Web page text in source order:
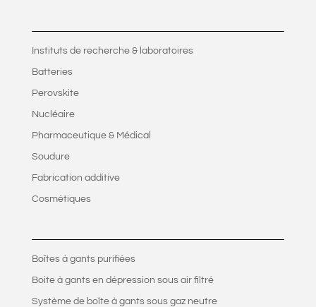
Instituts de recherche & laboratoires
Batteries
Perovskite
Nucléaire
Pharmaceutique & Médical
Soudure
Fabrication additive
Cosmétiques
Boîtes à gants purifiées
Boite à gants en dépression sous air filtré
Système de boîte à gants sous gaz neutre